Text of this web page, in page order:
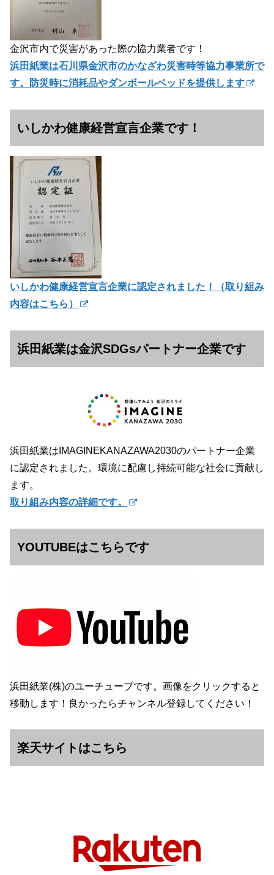
金沢市内で災害があった際の協力業者です！
浜田紙業は石川県金沢市のかなざわ災害時等協力事業所で
す。防災時に消耗品やダンボールベッドを提供します
いしかわ健康経営宣言企業です！
いしかわ健康経営宣言企業に認定されました！（取り組み
内容はこちら）
浜田紙業は金沢SDGsパートナー企業です
浜田紙業はIMAGINEKANAZAWA2030のパートナー企業
に認定されました。環境に配慮し持続可能な社会に貢献し
ます。
取り組み内容の詳細です。
YOUTUBEはこちらです
浜田紙業(株)のユーチューブです。画像をクリックすると
移動します！良かったらチャンネル登録してください！
楽天サイトはこちら